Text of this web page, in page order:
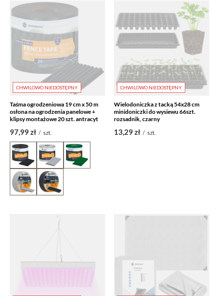
CHWILOWO NIEDOSTĘPNY
Taśma ogrodzeniowa 19 cm x 50 m
osłona na ogrodzenia panelowe +
klipsy montażowe 20 szt. antracyt
97,99 zł / szt.
CHWILOWO NIEDOSTĘPNY
Wielodoniczka z tacką 54x28 cm
minidoniczki do wysiewu 66szt.
rozsadnik, czarny
13,29 zł / szt.